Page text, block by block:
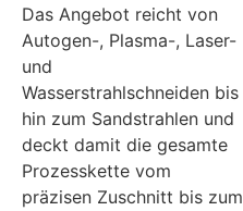
Das Angebot reicht von
Autogen-, Plasma-, Laser-
und
Wasserstrahlschneiden bis
hin zum Sandstrahlen und
deckt damit die gesamte
Prozesskette vom
präzisen Zuschnitt bis zum